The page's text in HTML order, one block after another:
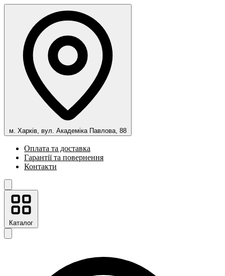
м. Харків, вул. Академіка Павлова, 88
Оплата та доставка
Гарантії та повернення
Контакти
Каталог